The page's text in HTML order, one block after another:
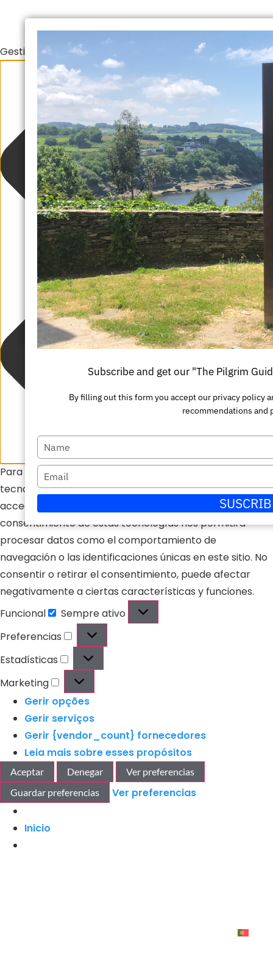
Gestionar el consentimiento de las cookies
Para ofrecer las mejores experiencias, utilizamos
tecnologías como las cookies para almacenar y/o
acceder a la información del dispositivo. El
consentimiento de estas tecnologías nos permitirá
procesar datos como el comportamiento de
navegación o las identificaciones únicas en este sitio. No
consentir o retirar el consentimiento, puede afectar
negativamente a ciertas características y funciones.
Funcional
Sempre ativo
Preferencias
Estadísticas
Marketing
Gerir opções
Gerir serviços
Gerir {vendor_count} fornecedores
Leia mais sobre esses propósitos
Aceptar Denegar
Ver preferencias
Guardar preferencias
Ver preferencias
Inicio
Suscríbete y consigue nuestra "Guía
Al rellenar este formulario aceptas nuestra política de
recomendaciones y
Escriba
su
nombre
Escriba
su
correo
electrónico
Enviar
Subscribe and get our "The Pilgrim
By filling out this form you accept our privacy policy
recommendations and
Escriba
su
nombre
Escriba
su
correo
electrónico